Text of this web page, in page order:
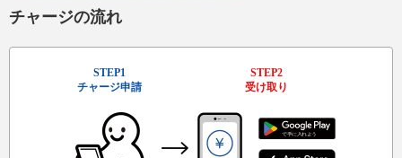
チャージの流れ
STEP1
チャージ申請
STEP2
受け取り